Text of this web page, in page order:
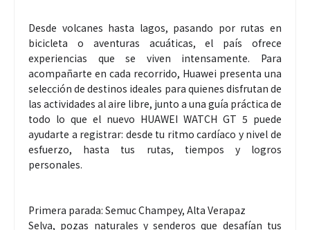
Desde volcanes hasta lagos, pasando por rutas en
bicicleta o aventuras acuáticas, el país ofrece
experiencias que se viven intensamente. Para
acompañarte en cada recorrido, Huawei presenta una
selección de destinos ideales para quienes disfrutan de
las actividades al aire libre, junto a una guía práctica de
todo lo que el nuevo HUAWEI WATCH GT 5 puede
ayudarte a registrar: desde tu ritmo cardíaco y nivel de
esfuerzo, hasta tus rutas, tiempos y logros
personales.
Primera parada: Semuc Champey, Alta Verapaz
Selva, pozas naturales y senderos que desafían tus